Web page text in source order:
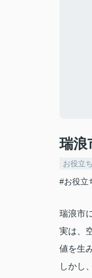
瑞浪
お役立
#お役立
瑞浪市
実は、
値を生
しかし